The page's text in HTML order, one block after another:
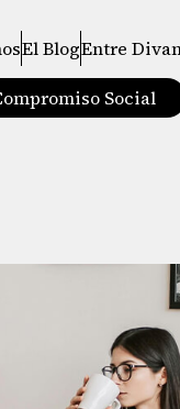
El BlogEntre
Social